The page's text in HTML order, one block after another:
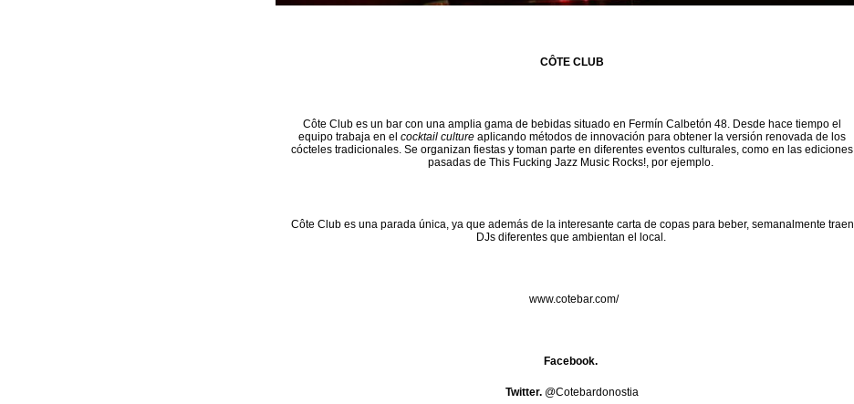
CÔTE CLUB
Côte Club es un bar con una amplia gama de bebidas situado en Fermín Calbetón 48. Desde hace tiempo el
equipo trabaja en el cocktail culture aplicando métodos de innovación para obtener la versión renovada de los
cócteles tradicionales. Se organizan fiestas y toman parte en diferentes eventos culturales, como en las ediciones
pasadas de This Fucking Jazz Music Rocks!, por ejemplo.
Côte Club es una parada única, ya que además de la interesante carta de copas para beber, semanalmente traen
DJs diferentes que ambientan el local.
www.cotebar.com/
Facebook.
Twitter. @Cotebardonostia